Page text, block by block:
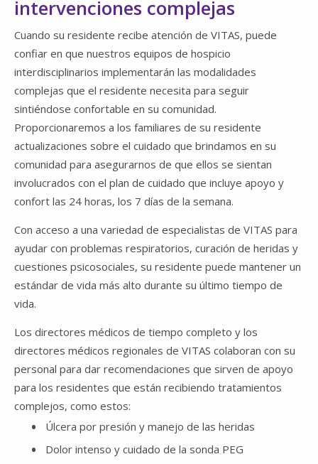
intervenciones complejas
Cuando su residente recibe atención de VITAS, puede
confiar en que nuestros equipos de hospicio
interdisciplinarios implementarán las modalidades
complejas que el residente necesita para seguir
sintiéndose confortable en su comunidad.
Proporcionaremos a los familiares de su residente
actualizaciones sobre el cuidado que brindamos en su
comunidad para asegurarnos de que ellos se sientan
involucrados con el plan de cuidado que incluye apoyo y
confort las 24 horas, los 7 días de la semana.
Con acceso a una variedad de especialistas de VITAS para
ayudar con problemas respiratorios, curación de heridas y
cuestiones psicosociales, su residente puede mantener un
estándar de vida más alto durante su último tiempo de
vida.
Los directores médicos de tiempo completo y los
directores médicos regionales de VITAS colaboran con su
personal para dar recomendaciones que sirven de apoyo
para los residentes que están recibiendo tratamientos
complejos, como estos:
Úlcera por presión y manejo de las heridas
Dolor intenso y cuidado de la sonda PEG